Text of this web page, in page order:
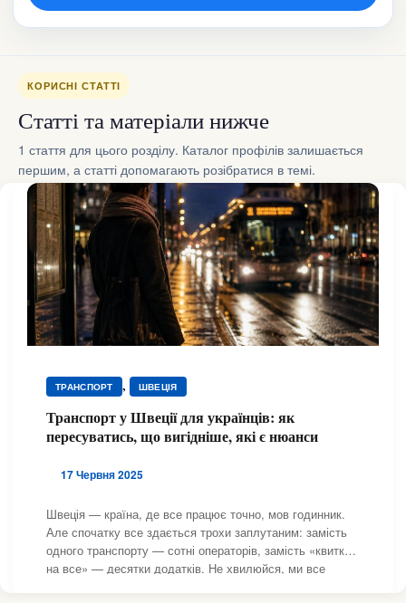
КОРИСНІ СТАТТІ
Статті та матеріали нижче
1 стаття для цього розділу. Каталог профілів залишається
першим, а статті допомагають розібратися в темі.
ТРАНСПОРТ , ШВЕЦІЯ
Транспорт у Швеції для українців: як
пересуватись, що вигідніше, які є нюанси
17 Червня 2025
Швеція — країна, де все працює точно, мов годинник.
Але спочатку все здається трохи заплутаним: замість
одного транспорту — сотні операторів, замість «квитка
на все» — десятки додатків. Не хвилюйся, ми все